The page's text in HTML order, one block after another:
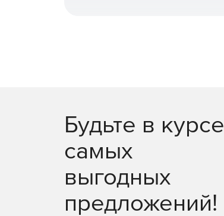
Будьте в курсе
самых
выгодных
предложений!